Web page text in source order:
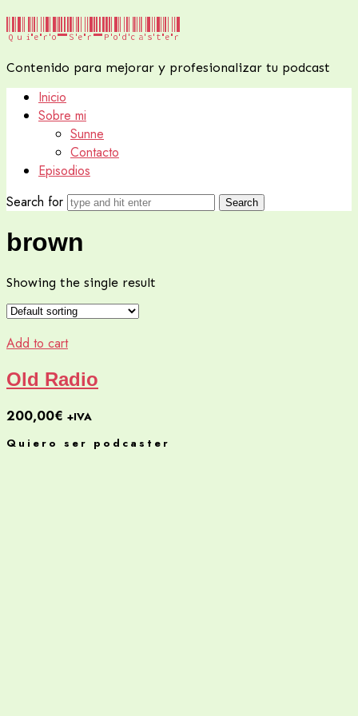
Quiero
Podcaster
Quiero Ser Podcaster
Contenido para mejorar y profesionalizar tu podcast
Inicio
Sobre mi
Sunne
Contacto
Episodios
Search for
brown
Showing the single result
Add to cart
Old Radio
200,00€ +IVA
Quiero ser podcaster